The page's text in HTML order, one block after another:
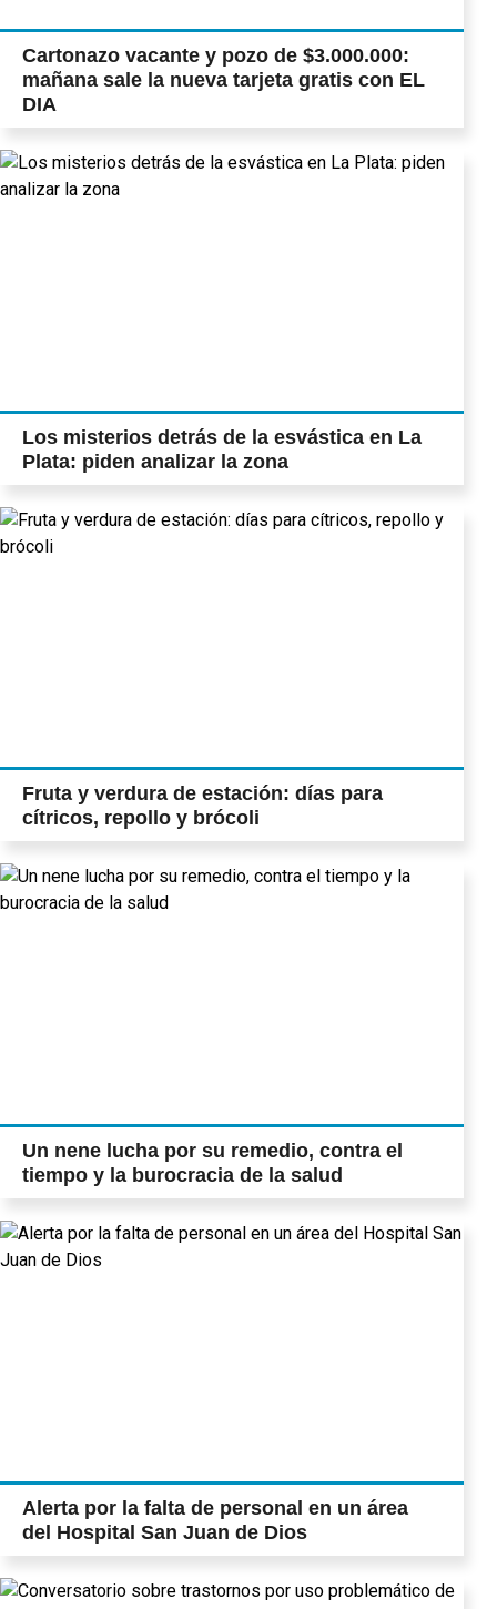
Cartonazo vacante y pozo de $3.000.000:
mañana sale la nueva tarjeta gratis con EL
DIA
Los misterios detrás de la esvástica en La
Plata: piden analizar la zona
Fruta y verdura de estación: días para
cítricos, repollo y brócoli
Un nene lucha por su remedio, contra el
tiempo y la burocracia de la salud
Alerta por la falta de personal en un área
del Hospital San Juan de Dios